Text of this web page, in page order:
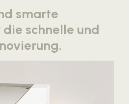
Parndorf und Salzburg
smarte
schnelle und